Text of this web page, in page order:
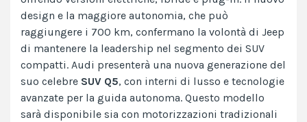
design e la maggiore autonomia, che può
raggiungere i 700 km, confermano la volontà di Jeep
di mantenere la leadership nel segmento dei SUV
compatti​. Audi presenterà una nuova generazione del
suo celebre SUV Q5, con interni di lusso e tecnologie
avanzate per la guida autonoma. Questo modello
sarà disponibile sia con motorizzazioni tradizionali